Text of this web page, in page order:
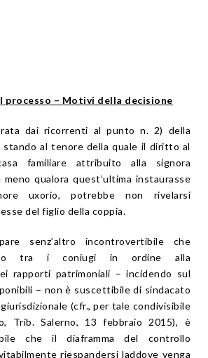
processo – Motivi della decisione
dai ricorrenti al punto n. 2) della
stando al tenore della quale il diritto al
familiare attribuito alla signora
meno qualora quest’ultima instaurasse
uxorio, potrebbe non rivelarsi
del figlio della coppia.
senz’altro incontrovertibile che
tra i coniugi in ordine alla
rapporti patrimoniali – incidendo sul
– non è suscettibile di sindacato
(cfr., per tale condivisibile
Trib. Salerno, 13 febbraio 2015), è
che il diaframma del controllo
riespandersi laddove venga